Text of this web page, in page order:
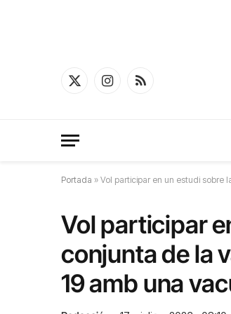
X
InstagramRSS
Portada » Vol participar en un estudi sobre
Vol participar
conjunta de la
19 amb una